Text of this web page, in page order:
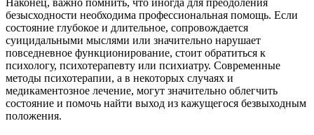
Наконец, важно помнить, что иногда для преодоления
безысходности необходима профессиональная помощь. Если
состояние глубокое и длительное, сопровождается
суицидальными мыслями или значительно нарушает
повседневное функционирование, стоит обратиться к
психологу, психотерапевту или психиатру. Современные
методы психотерапии, а в некоторых случаях и
медикаментозное лечение, могут значительно облегчить
состояние и помочь найти выход из кажущегося безвыходным
положения.